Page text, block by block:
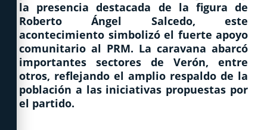
la presencia destacada de la figura de
Roberto Ángel Salcedo, este
acontecimiento simbolizó el fuerte apoyo
comunitario al PRM. La caravana abarcó
importantes sectores de Verón, entre
otros, reflejando el amplio respaldo de la
población a las iniciativas propuestas por
el partido.